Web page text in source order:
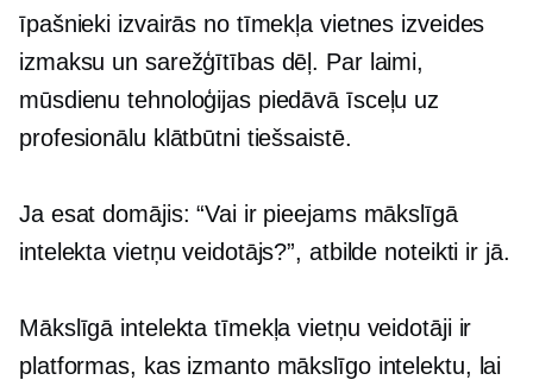
īpašnieki izvairās no tīmekļa vietnes izveides
izmaksu un sarežģītības dēļ. Par laimi,
mūsdienu tehnoloģijas piedāvā īsceļu uz
profesionālu klātbūtni tiešsaistē.
Ja esat domājis: “Vai ir pieejams mākslīgā
intelekta vietņu veidotājs?”, atbilde noteikti ir jā.
Mākslīgā intelekta tīmekļa vietņu veidotāji ir
platformas, kas izmanto mākslīgo intelektu, lai